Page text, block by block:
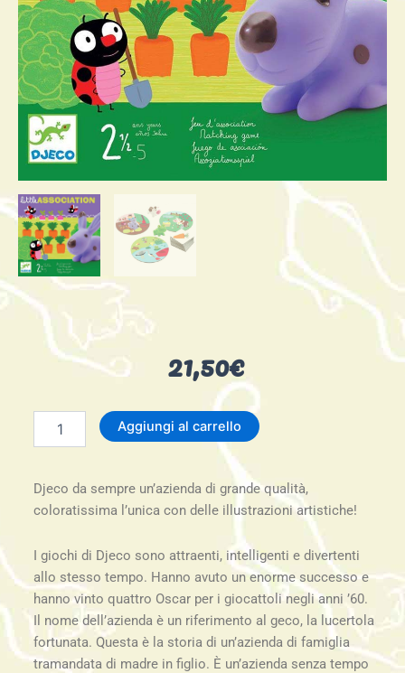
21,50€
Little
di
associazioni-
anni
quantità
Aggiungi al carrello
Djeco da sempre un’azienda di grande qualità,
coloratissima l’unica con delle illustrazioni artistiche!
I giochi di Djeco sono attraenti, intelligenti e divertenti
allo stesso tempo. Hanno avuto un enorme successo e
hanno vinto quattro Oscar per i giocattoli negli anni ’60.
Il nome dell’azienda è un riferimento al geco, la lucertola
fortunata. Questa è la storia di un’azienda di famiglia
tramandata di madre in figlio. È un’azienda senza tempo